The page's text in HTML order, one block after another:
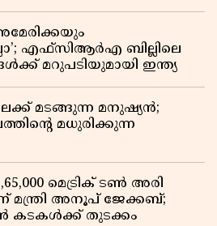
എഫ്സിആർഎ ബില്ലിലെ
മറുപടിയുമായി ഇന്ത്യ
മടങ്ങുന്ന മനുഷ്യൻ;
മധുരിക്കുന്ന
മെട്രിക് ടൺ അരി
മന്ത്രി അനൂപ് ജേക്കബ്;
കടകൾക്ക് തുടക്കം